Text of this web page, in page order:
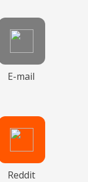
E-mail
Reddit